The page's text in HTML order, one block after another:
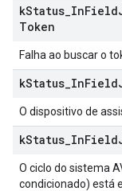
kStatus InField
Token
Falha ao buscar o
kStatus InField
O dispositivo de
kStatus InField
O ciclo do sistema
condicionado) está